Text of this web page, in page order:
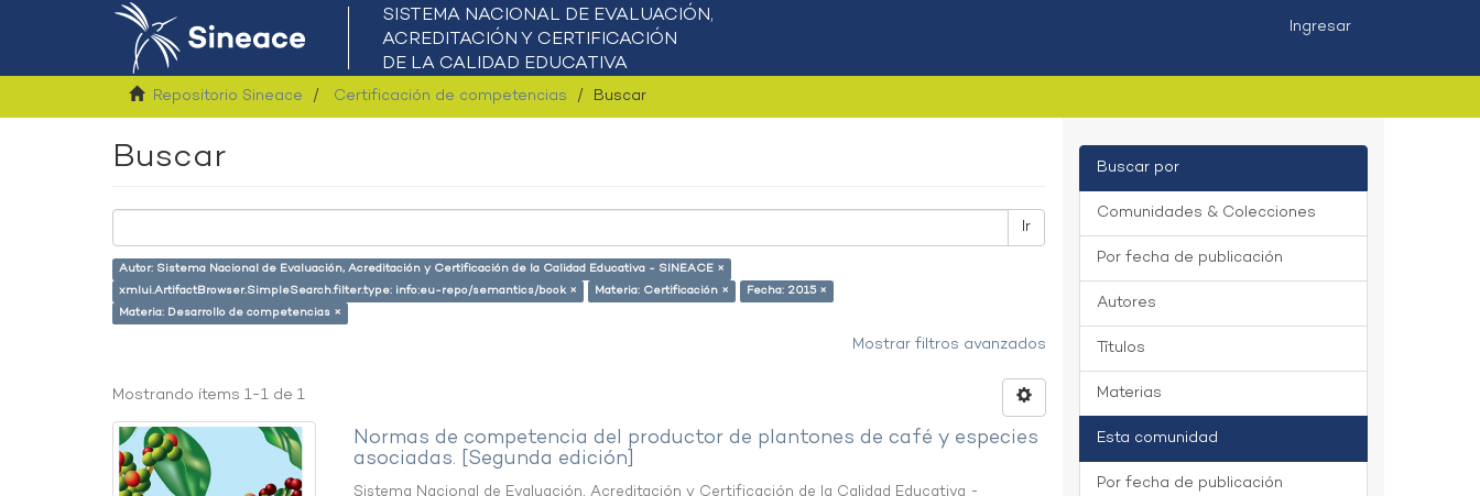
Ingresar
Repositorio Sineace Certificación de competencias Buscar
Buscar
Ir
Autor: Sistema Nacional de Evaluación, Acreditación y Certificación de la Calidad Educativa - SINEACE ×
xmlui.ArtifactBrowser.SimpleSearch.filter.type: info:eu-repo/semantics/book ×
Materia: Certificación ×
Fecha: 2015 ×
Materia: Desarrollo de competencias ×
Mostrar filtros avanzados
Mostrando ítems 1-1 de 1
Normas de competencia del productor de plantones de café y especies
asociadas. [Segunda edición]
Buscar por
Comunidades & Colecciones
Por fecha de publicación
Autores
Títulos
Materias
Esta comunidad
Por fecha de publicación